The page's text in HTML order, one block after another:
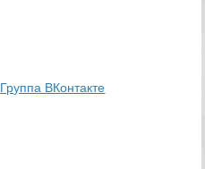
Группа ВКонтакте